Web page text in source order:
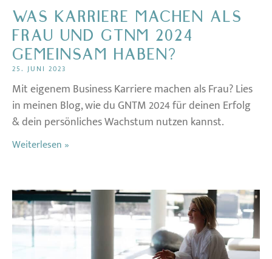
WAS KARRIERE MACHEN ALS
FRAU UND GTNM 2024
GEMEINSAM HABEN?
25. JUNI 2023
Mit eigenem Business Karriere machen als Frau? Lies
in meinen Blog, wie du GNTM 2024 für deinen Erfolg
& dein persönliches Wachstum nutzen kannst.
Weiterlesen »